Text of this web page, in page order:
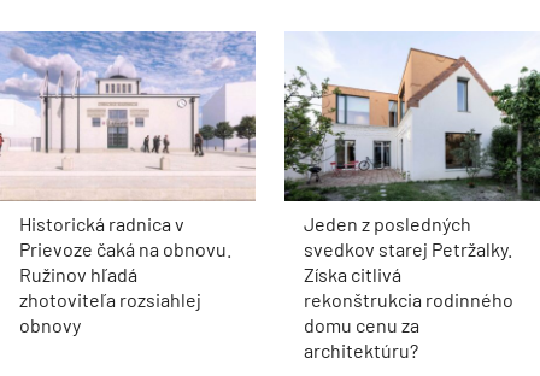
Historická radnica v
Prievoze čaká na obnovu.
Ružinov hľadá
zhotoviteľa rozsiahlej
obnovy
Jeden z posledných
svedkov starej Petržalky.
Získa citlivá
rekonštrukcia rodinného
domu cenu za
architektúru?